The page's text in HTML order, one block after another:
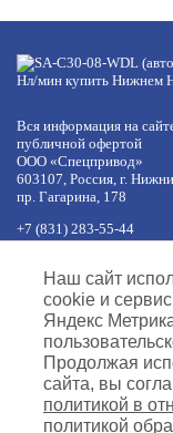
Вся информация на
публичной офертой
ООО «Спецпривод»
603107, Россия, г.
пр. Гагарина, 178
+7 (831) 283-55-44
+7 (977) 422-66-54
обед с 12:30 до 13:30
info@specprivod.com
Вопросы, предложения?
Напишите нам
Согласие на обработку
Наш сайт
cookie и
Яндекс
Продолжая
сайта, вы
политикой в
политикой